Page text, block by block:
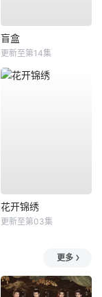
盲盒
更新至第14集
花开锦绣
更新至第03集
更多